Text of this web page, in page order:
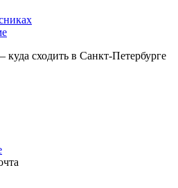
сходить в Санкт-Петербурге